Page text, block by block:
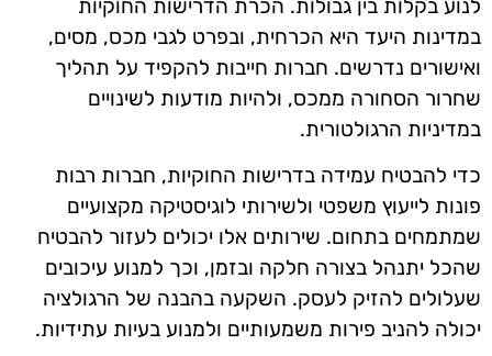
לנוע בקלות בין גבולות. הכרת הדרישות החוקיות
במדינות היעד היא הכרחית, ובפרט לגבי מכס, מסים,
ואישורים נדרשים. חברות חייבות להקפיד על תהליך
שחרור הסחורה ממכס, ולהיות מודעות לשינויים
במדיניות הרגולטורית.
כדי להבטיח עמידה בדרישות החוקיות, חברות רבות
פונות לייעוץ משפטי ולשירותי לוגיסטיקה מקצועיים
שמתמחים בתחום. שירותים אלו יכולים לעזור להבטיח
שהכל יתנהל בצורה חלקה ובזמן, וכך למנוע עיכובים
שעלולים להזיק לעסק. השקעה בהבנה של הרגולציה
יכולה להניב פירות משמעותיים ולמנוע בעיות עתידיות.